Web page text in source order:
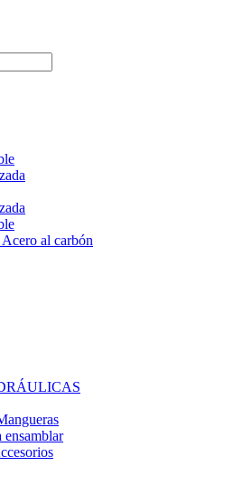
al carbón
ensamblar